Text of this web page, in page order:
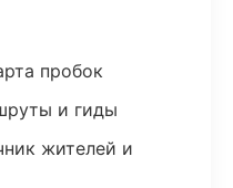
пробок
и гиды
жителей и